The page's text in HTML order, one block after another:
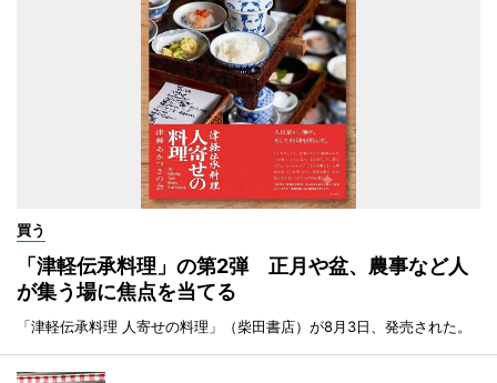
買う
「津軽伝承料理」の第2弾 正月や盆、農事など人
が集う場に焦点を当てる
「津軽伝承料理 人寄せの料理」（柴田書店）が8月3日、発売された。